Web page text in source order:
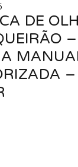
DE
–
–